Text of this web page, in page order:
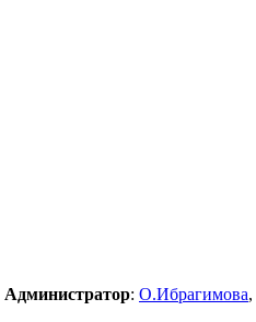
Администратор: О.Ибрагимова,